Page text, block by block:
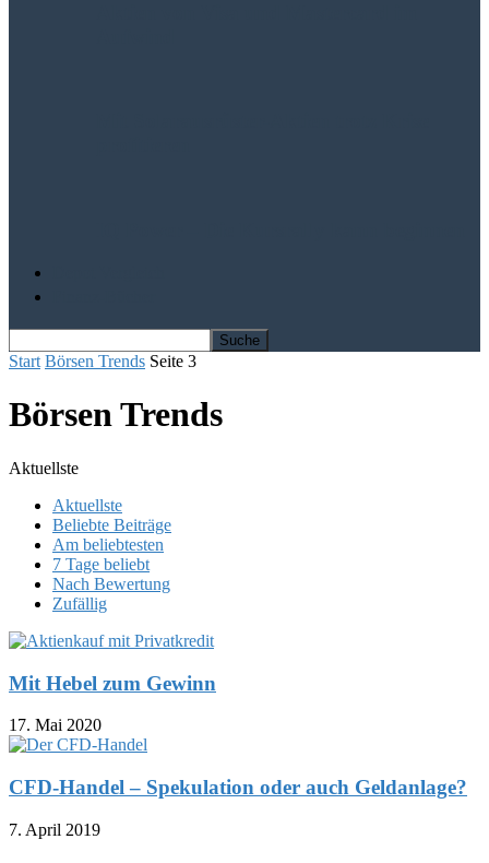
Start Börsen Trends Seite 3
Börsen Trends
Aktuellste
Aktuellste
Beliebte Beiträge
Am beliebtesten
7 Tage beliebt
Nach Bewertung
Zufällig
Mit Hebel zum Gewinn
17. Mai 2020
CFD-Handel – Spekulation oder auch Geldanlage?
7. April 2019